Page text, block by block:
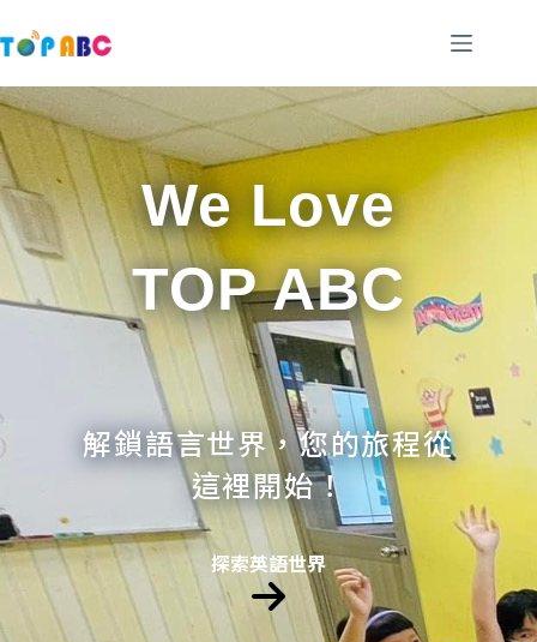
至
要
內
容
We Love
TOP ABC
解鎖語言世界，您的旅程從
這裡開始！
探索英語世界